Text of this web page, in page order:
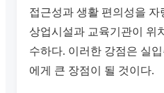
접근성과 생활 편의성을
상업시설과 교육기관이 위
수하다. 이러한 강점은 실
에게 큰 장점이 될 것이다.